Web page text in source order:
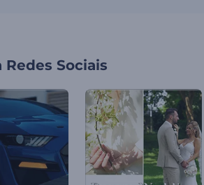
Redes Sociais